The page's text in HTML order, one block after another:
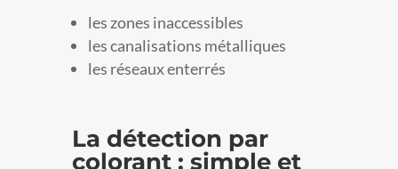
les zones inaccessibles
les canalisations métalliques
les réseaux enterrés
La détection par
colorant : simple et